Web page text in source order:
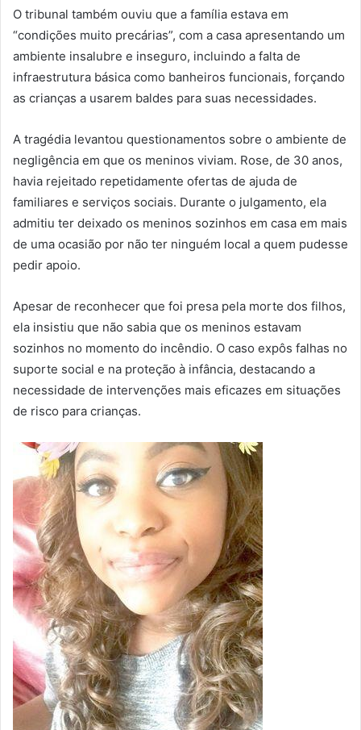
O tribunal também ouviu que a família estava em
“condições muito precárias”, com a casa apresentando um
ambiente insalubre e inseguro, incluindo a falta de
infraestrutura básica como banheiros funcionais, forçando
as crianças a usarem baldes para suas necessidades.
A tragédia levantou questionamentos sobre o ambiente de
negligência em que os meninos viviam. Rose, de 30 anos,
havia rejeitado repetidamente ofertas de ajuda de
familiares e serviços sociais. Durante o julgamento, ela
admitiu ter deixado os meninos sozinhos em casa em mais
de uma ocasião por não ter ninguém local a quem pudesse
pedir apoio.
Apesar de reconhecer que foi presa pela morte dos filhos,
ela insistiu que não sabia que os meninos estavam
sozinhos no momento do incêndio. O caso expôs falhas no
suporte social e na proteção à infância, destacando a
necessidade de intervenções mais eficazes em situações
de risco para crianças.